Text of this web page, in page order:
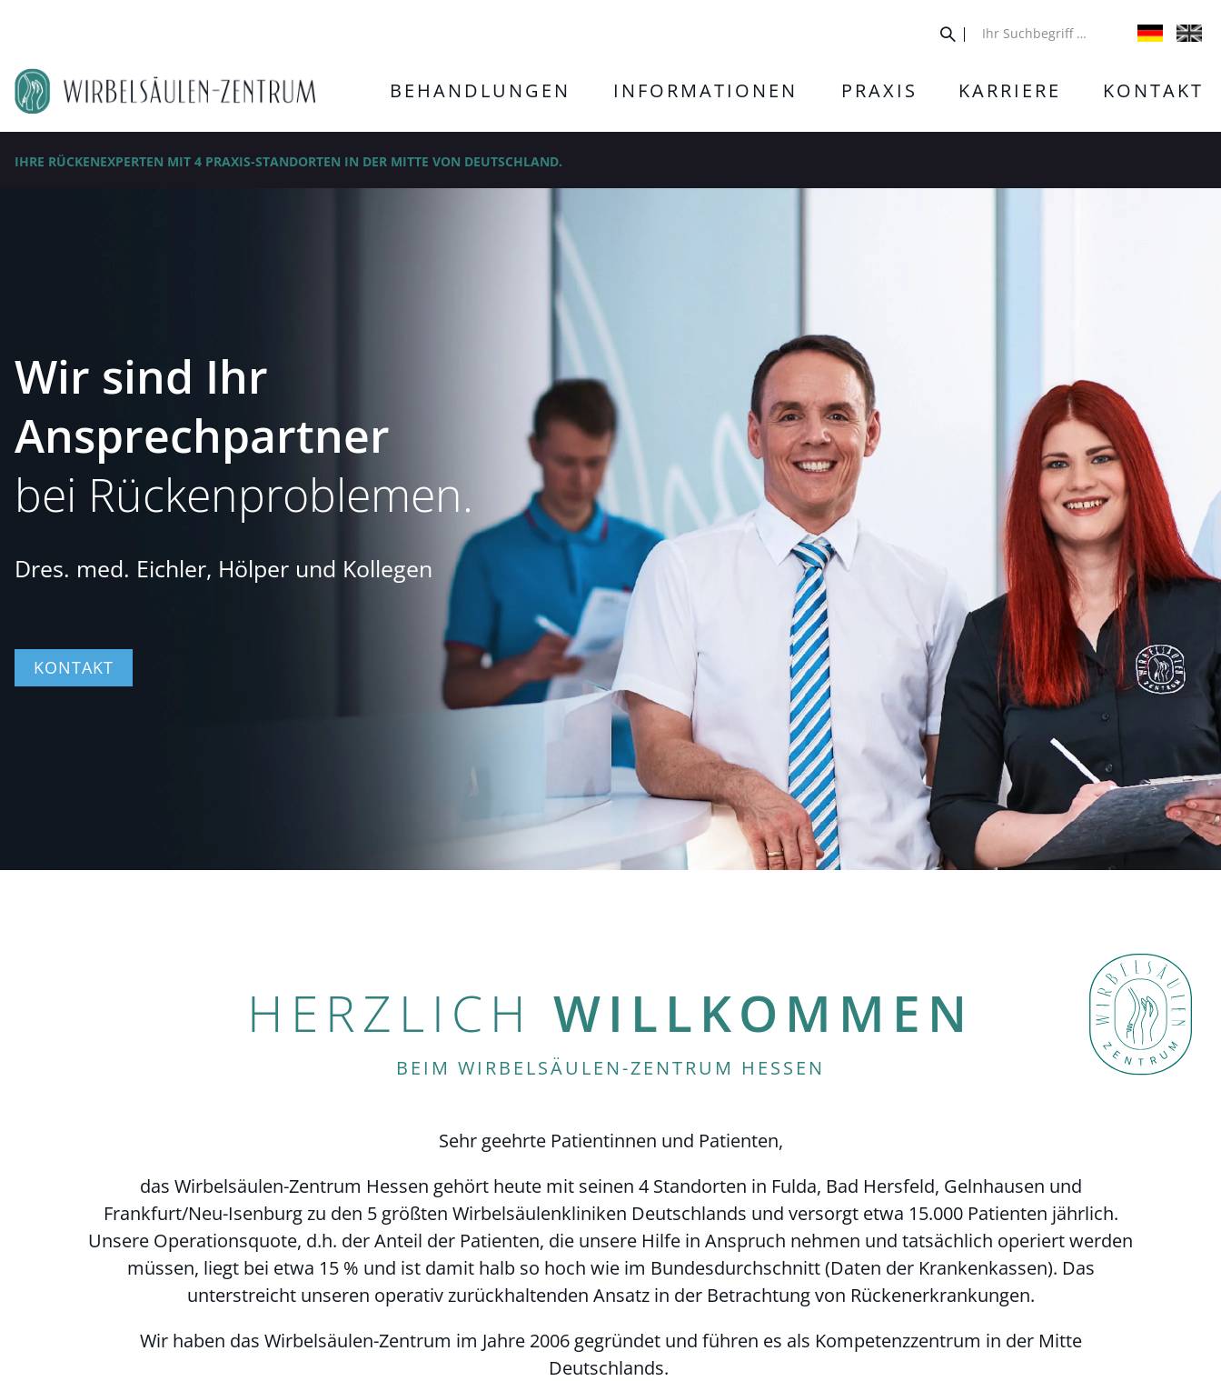
BEHANDLUNGEN INFORMATIONEN PRAXIS KARRIERE KONTAKT
IHRE RÜCKENEXPERTEN MIT 4 PRAXIS-STANDORTEN IN DER MITTE VON DEUTSCHLAND.
Wir sind Ihr
Ansprechpartner
bei Rückenproblemen.
Dres. med. Eichler, Hölper und Kollegen
KONTAKT
HERZLICH WILLKOMMEN
BEIM WIRBELSÄULEN-ZENTRUM HESSEN
Sehr geehrte Patientinnen und Patienten,
das Wirbelsäulen-Zentrum Hessen gehört heute mit seinen 4 Standorten in Fulda, Bad Hersfeld, Gelnhausen und
Frankfurt/Neu-Isenburg zu den 5 größten Wirbelsäulenkliniken Deutschlands und versorgt etwa 15.000 Patienten jährlich.
Unsere Operationsquote, d.h. der Anteil der Patienten, die unsere Hilfe in Anspruch nehmen und tatsächlich operiert werden
müssen, liegt bei etwa 15 % und ist damit halb so hoch wie im Bundesdurchschnitt (Daten der Krankenkassen). Das
unterstreicht unseren operativ zurückhaltenden Ansatz in der Betrachtung von Rückenerkrankungen.
Wir haben das Wirbelsäulen-Zentrum im Jahre 2006 gegründet und führen es als Kompetenzzentrum in der Mitte
Deutschlands.